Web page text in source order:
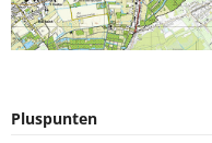
Pluspunten